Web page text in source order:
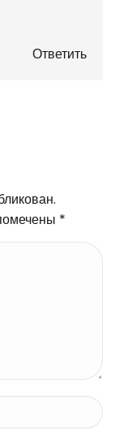
Ответить
*